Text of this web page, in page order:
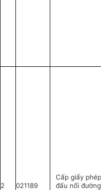
2 021189
Cấp giấy
đấu nối